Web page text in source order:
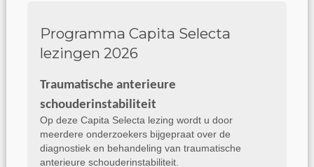
Programma Capita Selecta
lezingen 2026
Traumatische anterieure
schouderinstabiliteit
Op deze Capita Selecta lezing wordt u door
meerdere onderzoekers bijgepraat over de
diagnostiek en behandeling van traumatische
anterieure schouderinstabiliteit.